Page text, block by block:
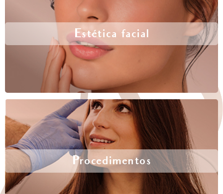
Estética facial
Procedimentos